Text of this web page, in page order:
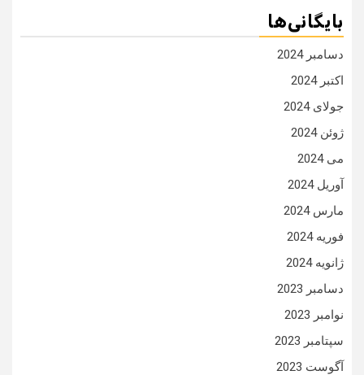
بایگانی‌ها
دسامبر 2024
اکتبر 2024
جولای 2024
ژوئن 2024
می 2024
آوریل 2024
مارس 2024
فوریه 2024
ژانویه 2024
دسامبر 2023
نوامبر 2023
سپتامبر 2023
آگوست 2023